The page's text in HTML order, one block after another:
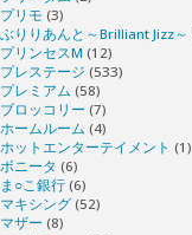
プリモ (3)
ぶりりあんと～Brilliant Jizz～
プリンセスM (12)
プレステージ (533)
プレミアム (58)
ブロッコリー (7)
ホームルーム (4)
ホットエンターテイメント (1)
ボニータ (6)
ま○こ銀行 (6)
マキシング (52)
マザー (8)